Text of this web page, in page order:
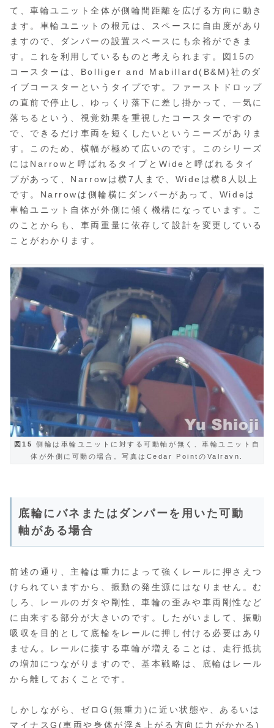
て、車輪ユニット全体が側輪間距離を広げる方向に動き
ます。車輪ユニットの根元は、スペースに自由度があり
ますので、ダンパーの設置スペースにも余裕ができま
す。これを利用しているものと考えられます。図15の
コースターは、Bolliger and Mabillard(B&M)社のダ
イブコースターというタイプです。ファーストドロップ
の直前で停止し、ゆっくり落下に差し掛かって、一気に
落ちるという、視覚効果を重視したコースターですの
で、できるだけ車両を短くしたいというニーズがありま
す。このため、横幅が極めて広いのです。このシリーズ
にはNarrowと呼ばれるタイプとWideと呼ばれるタイ
プがあって、Narrowは横7人まで、Wideは横8人以上
です。Narrowは側輪横にダンパーがあって、Wideは
車輪ユニット自体が外側に傾く機構になっています。こ
のことからも、車両重量に依存して設計を変更している
ことがわかります。
図15
側輪は車輪ユニットに対する可動軸が無く、車輪ユニット自
体が外側に可動の場合。写真はCedar PointのValravn.
底輪にバネまたはダンパーを用いた可動
軸がある場合
前述の通り、主輪は重力によって強くレールに押さえつ
けられていますから、振動の発生源にはなりません。む
しろ、レールのガタや剛性、車輪の歪みや車両剛性など
に由来する部分が大きいのです。したがいまして、振動
吸収を目的として底輪をレールに押し付ける必要はあり
ません。レールに接する車輪が増えることは、走行抵抗
の増加につながりますので、基本戦略は、底輪はレール
から離しておくことです。
しかしながら、ゼロG(無重力)に近い状態や、あるいは
マイナスG(車両や身体が浮き上がる方向に力がかかる)